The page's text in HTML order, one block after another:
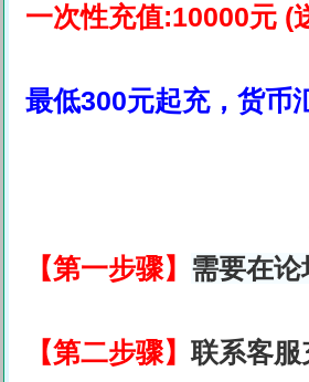
一次性充值:10000元 (
最低300元起充，货币
【第一步骤】 需要在
【第二步骤】联系客